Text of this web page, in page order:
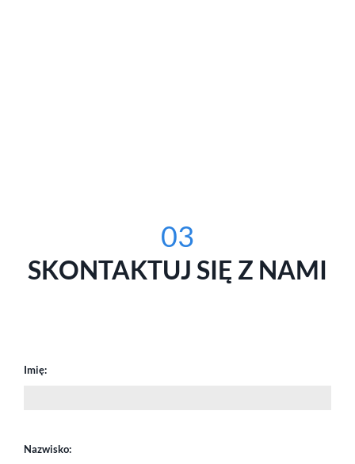
03
SKONTAKTUJ SIĘ Z NAMI
Imię:
Nazwisko: